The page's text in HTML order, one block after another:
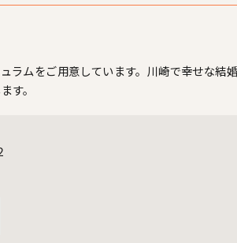
ラムをご用意しています。川崎で幸せな結
す。